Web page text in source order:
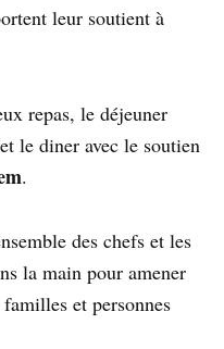
leur soutient à
repas, le déjeuner
et le diner avec le soutien
.
des chefs et les
la main pour amener
et personnes